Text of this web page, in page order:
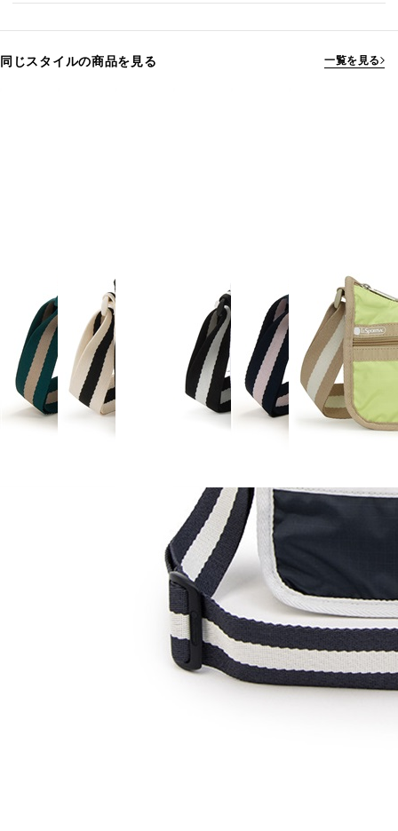
同じスタイルの商品を見る 一覧を見る